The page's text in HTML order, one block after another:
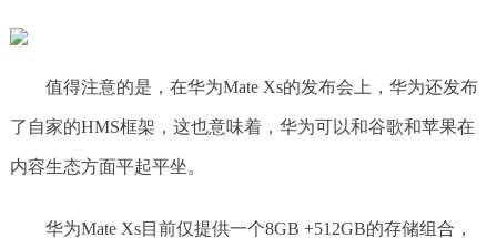
值得注意的是，在华为Mate Xs的发布会上，华为还发布
了自家的HMS框架，这也意味着，华为可以和谷歌和苹果在
内容生态方面平起平坐。
华为Mate Xs目前仅提供一个8GB +512GB的存储组合，